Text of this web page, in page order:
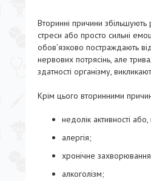
Вторинні причини
стреси або просто сильні
обов’язково постраждають
нервових потрясінь, але
здатності організму,
Крім цього вторинними
недолік активності
алергія;
хронічне
алкоголізм;